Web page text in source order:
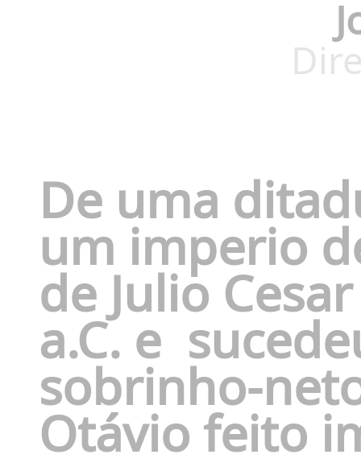
De uma
um imperio
de Julio
a.C. e
sobrinho-
Otávio feito